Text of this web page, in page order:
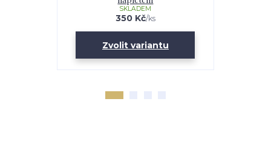
350 Kč/ks
SKLADEM
Zvolit variantu